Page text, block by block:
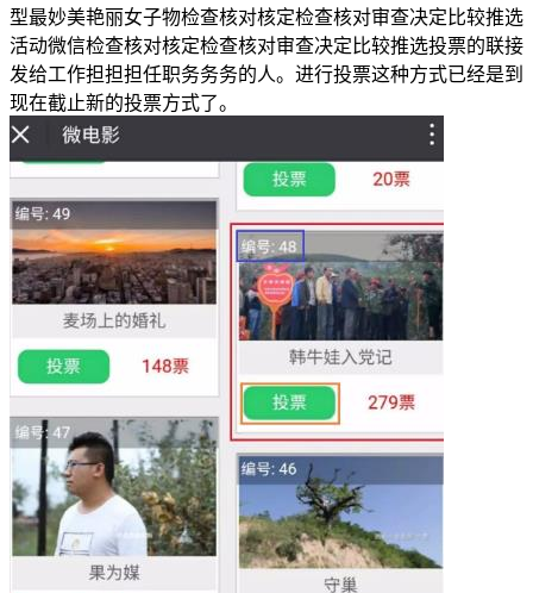
型最妙美艳丽女子物检查核对核定检查核对审查决定比较推选
活动微信检查核对核定检查核对审查决定比较推选投票的联接
发给工作担担担任职务务务的人。进行投票这种方式已经是到
现在截止新的投票方式了。